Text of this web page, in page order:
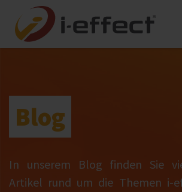
Blog
In unserem Blog finden Sie
Artikel rund um die Themen